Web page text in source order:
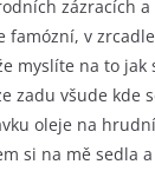
zázracích a
famózní, v
myslíte na to jak
zadu všude kde
oleje na
si na mě sedla